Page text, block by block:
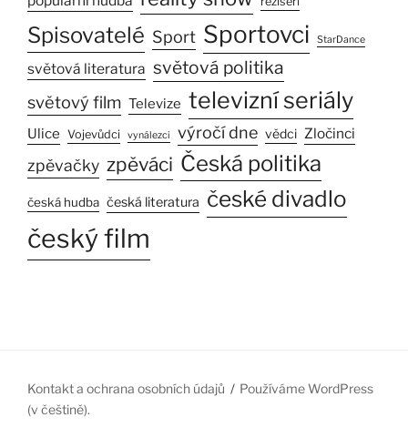
Spisovatelé Sport Sportovci StarDance
světová literatura světová politika
světový film Televize televizní seriály
Ulice Vojevůdci vynálezci výročí dne vědci Zločinci
zpěvačky zpěváci Česká politika
česká hudba česká literatura české divadlo
český film
Kontakt a ochrana osobních údajů
Používáme WordPress
(v češtině).